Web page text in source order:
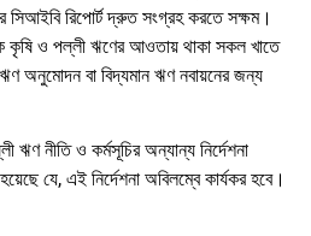
সিআইবি রিপোর্ট দ্রুত সংগ্রহ করতে সক্ষম।
কৃষি ও পল্লী ঋণের আওতায় থাকা সকল খাতে
বা বিদ্যমান ঋণ নবায়নের জন্য
নীতি ও কর্মসূচির অন্যান্য নির্দেশনা
যে, এই নির্দেশনা অবিলম্বে কার্যকর হবে।